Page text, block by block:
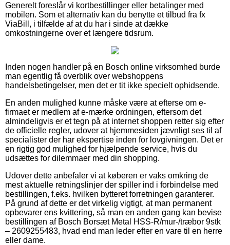
Generelt foreslår vi kortbestillinger eller betalinger med
mobilen. Som et alternativ kan du benytte et tilbud fra fx
ViaBill, i tilfælde af at du har i sinde at dække
omkostningerne over et længere tidsrum.
Inden nogen handler på en Bosch online virksomhed burde
man egentlig få overblik over webshoppens
handelsbetingelser, men det er tit ikke specielt ophidsende.
En anden mulighed kunne måske være at efterse om e-
firmaet er medlem af e-mærke ordningen, eftersom det
almindeligvis er et tegn på at internet shoppen retter sig efter
de officielle regler, udover at hjemmesiden jævnligt ses til af
specialister der har ekspertise inden for lovgivningen. Det er
en rigtig god mulighed for hjælpende service, hvis du
udsættes for dilemmaer med din shopping.
Udover dette anbefaler vi at køberen er vaks omkring de
mest aktuelle retningslinjer der spiller ind i forbindelse med
bestillingen, f.eks. hvilken bytteret forretningen garanterer.
På grund af dette er det virkelig vigtigt, at man permanent
opbevarer ens kvittering, så man en anden gang kan bevise
bestillingen af Bosch Borsæt Metal HSS-R/mur-/træbor 9stk
– 2609255483, hvad end man leder efter en vare til en herre
eller dame.